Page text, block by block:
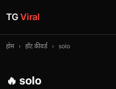
TGViral
होम › हॉट कीवर्ड › solo
🔥 solo